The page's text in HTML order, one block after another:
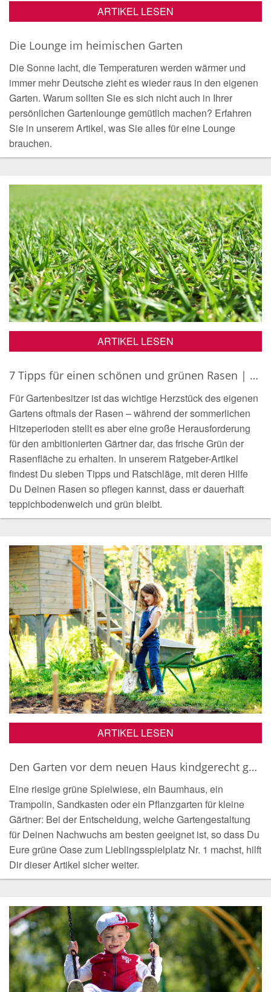
ARTIKEL LESEN
Die Lounge im heimischen Garten
Die Sonne lacht, die Temperaturen werden wärmer und
immer mehr Deutsche zieht es wieder raus in den eigenen
Garten. Warum sollten Sie es sich nicht auch in Ihrer
persönlichen Gartenlounge gemütlich machen? Erfahren
Sie in unserem Artikel, was Sie alles für eine Lounge
brauchen.
ARTIKEL LESEN
7 Tipps für einen schönen und grünen Rasen | Gartenratgeber
Für Gartenbesitzer ist das wichtige Herzstück des eigenen
Gartens oftmals der Rasen – während der sommerlichen
Hitzeperioden stellt es aber eine große Herausforderung
für den ambitionierten Gärtner dar, das frische Grün der
Rasenfläche zu erhalten. In unserem Ratgeber-Artikel
findest Du sieben Tipps und Ratschläge, mit deren Hilfe
Du Deinen Rasen so pflegen kannst, dass er dauerhaft
teppichbodenweich und grün bleibt.
ARTIKEL LESEN
Den Garten vor dem neuen Haus kindgerecht gestalten
Eine riesige grüne Spielwiese, ein Baumhaus, ein
Trampolin, Sandkasten oder ein Pflanzgarten für kleine
Gärtner: Bei der Entscheidung, welche Gartengestaltung
für Deinen Nachwuchs am besten geeignet ist, so dass Du
Eure grüne Oase zum Lieblingsspielplatz Nr. 1 machst, hilft
Dir dieser Artikel sicher weiter.